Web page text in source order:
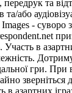
та
або
- суворо
в
гри.
зверніться
в азартних